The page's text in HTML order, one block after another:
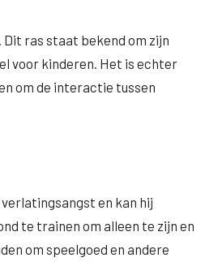
ras staat bekend om zijn
voor kinderen. Het is echter
om de interactie tussen
en kan hij
te trainen om alleen te zijn en
om speelgoed en andere